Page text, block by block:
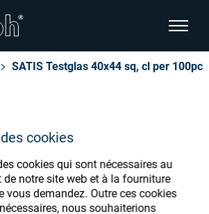
cookies
cookies qui sont nécessaires au
notre site web et à la fourniture
vous demandez. Outre ces cookies
nous souhaiterions
afficher
navigation de la page
SATIS Testglas 40x44 sq, cl per 100pc
de